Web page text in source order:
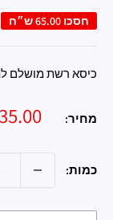
חסכו 65.00 ש״ח
כיסא רשת מושלם
מחיר: מחיר
535.00
כמות: